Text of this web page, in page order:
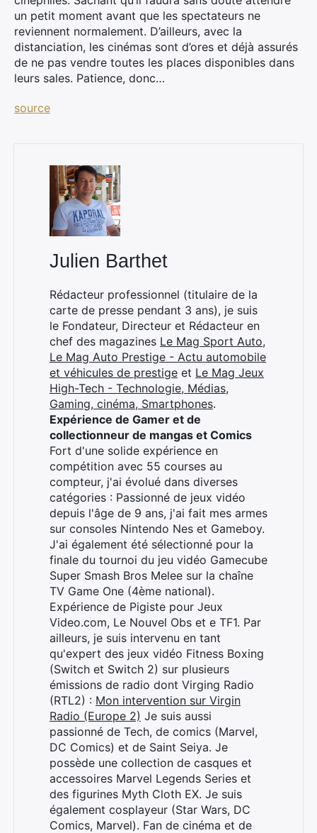
un petit moment avant que les spectateurs ne
reviennent normalement. D’ailleurs, avec la
distanciation, les cinémas sont d’ores et déjà assurés
de ne pas vendre toutes les places disponibles dans
leurs sales. Patience, donc…
source
Julien Barthet
Rédacteur professionnel (titulaire de la
carte de presse pendant 3 ans), je suis
le Fondateur, Directeur et Rédacteur en
chef des magazines Le Mag Sport Auto,
Le Mag Auto Prestige - Actu automobile
et véhicules de prestige et Le Mag Jeux
High-Tech - Technologie, Médias,
Gaming, cinéma, Smartphones.
Expérience de Gamer et de
collectionneur de mangas et Comics
Fort d'une solide expérience en
compétition avec 55 courses au
compteur, j'ai évolué dans diverses
catégories : Passionné de jeux vidéo
depuis l'âge de 9 ans, j'ai fait mes armes
sur consoles Nintendo Nes et Gameboy.
J'ai également été sélectionné pour la
finale du tournoi du jeu vidéo Gamecube
Super Smash Bros Melee sur la chaîne
TV Game One (4ème national).
Expérience de Pigiste pour Jeux
Video.com, Le Nouvel Obs et e TF1. Par
ailleurs, je suis intervenu en tant
qu'expert des jeux vidéo Fitness Boxing
(Switch et Switch 2) sur plusieurs
émissions de radio dont Virging Radio
(RTL2) : Mon intervention sur Virgin
Radio (Europe 2) Je suis aussi
passionné de Tech, de comics (Marvel,
DC Comics) et de Saint Seiya. Je
possède une collection de casques et
accessoires Marvel Legends Series et
des figurines Myth Cloth EX. Je suis
également cosplayeur (Star Wars, DC
Comics, Marvel). Fan de cinéma et de